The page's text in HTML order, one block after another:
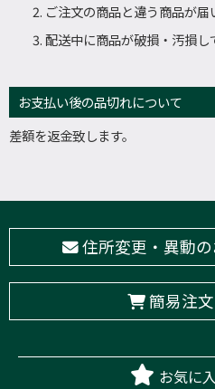
ご注文の商品と違う商品が届
配送中に商品が破損・汚損し
お支払い後の品切れについて
差額を返金致します。
住所変更・異動
簡易注
お気に